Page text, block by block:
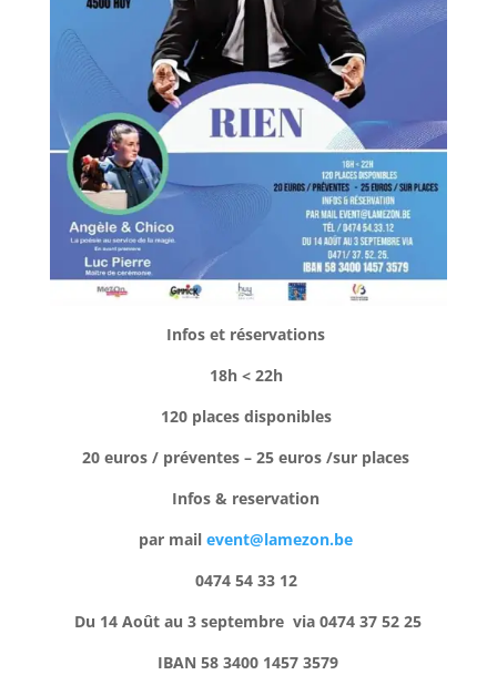
Infos et réservations
18h < 22h
120 places disponibles
20 euros / préventes – 25 euros /sur places
Infos & reservation
par mailevent@lamezon.be
0474 54 33 12
Du 14 Août au 3 septembre via 0474 37 52 25
IBAN 58 3400 1457 3579